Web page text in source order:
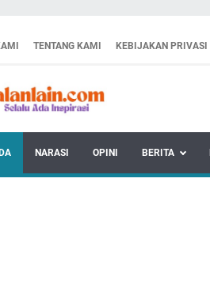
TENTANG KAMI KEBIJAKAN PRIVASI
NARASI OPINI BERITA